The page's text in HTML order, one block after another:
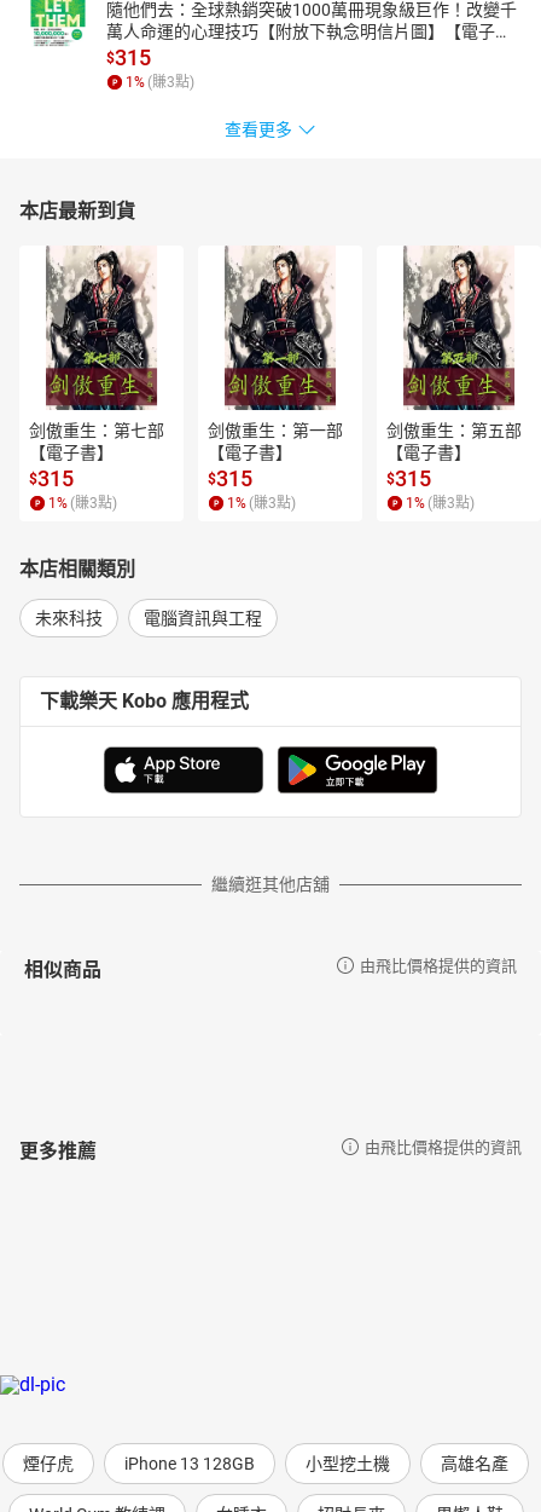
隨他們去：全球熱銷突破1000萬冊現象級巨作！改變千
萬人命運的心理技巧【附放下執念明信片圖】【電子
書】
$315
1 % (賺3點)
查看更多
本店最新到貨
剑傲重生：第七部
【電子書】
$315
1 % (賺3點)
剑傲重生：第一部
【電子書】
$315
1 % (賺3點)
剑傲重生：第五部
【電子書】
$315
1 % (賺3點)
本店相關類別
未來科技 電腦資訊與工程
下載樂天 Kobo 應用程式
繼續逛其他店舖
相似商品 由飛比價格提供的資訊
更多推薦 由飛比價格提供的資訊
煙仔虎 iPhone 13 128GB 小型挖土機 高雄名產